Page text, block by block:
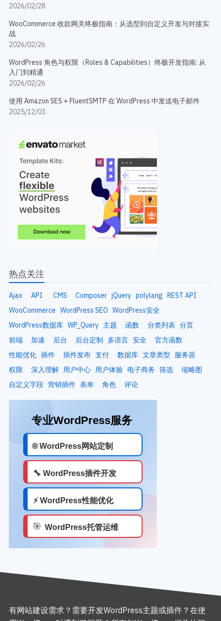
2026/02/28
WooCommerce 收款网关终极指南：从选型到自定义开发与对接实
战
2026/02/26
WordPress 角色与权限（Roles & Capabilities）终极开发指南: 从
入门到精通
2026/02/26
使用 Amazon SES + FluentSMTP 在 WordPress 中发送电子邮件
2025/12/03
热点关注
Ajax API CMS Composer jQuery polylang REST API
WooCommerce WordPress SEO WordPress安全
WordPress数据库 WP_Query 主题 函数 分类列表 分页
前端
加速 后台 后台定制 多语言 安全
官方函数
性能优化 插件 插件发布 支付 数据库 文章类型
服务器
权限
深入理解 用户中心 用户体验 电子商务 筛选
缩略图
自定义字段 营销插件 表单 角色 评论
有网站建设需求？需要开发WordPress主题或插件？在使